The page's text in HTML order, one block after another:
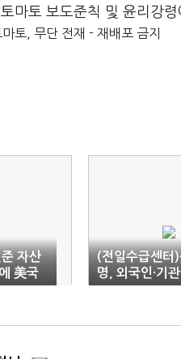
마토 보도준칙 및 윤리강
토, 무단 전재 - 재배포 금지
자산
美국
(전일수급센터)
명, 외국인·기
수